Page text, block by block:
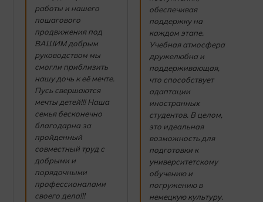
работы и нашего
пошагового
продвижения под
ВАШИМ добрым
руководством мы
смогли приблизить
нашу дочь к её мечте.
Пусь свершаются
мечты детей!!! Наша
семья бесконечно
благодарна за
пройденный
совместный труд с
добрыми и
порядочными
профессионалами
своего дела!!!
обеспечивая
поддержку на
каждом этапе.
Учебная атмосфера
дружелюбна и
поддерживающая,
что способствует
адаптации
иностранных
студентов. В целом,
это идеальная
возможность для
подготовки к
университетскому
обучению и
погружению в
немецкую культуру.